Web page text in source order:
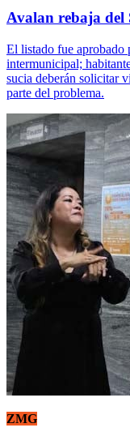
Avalan rebaja del
El listado fue aprobado
intermunicipal;
sucia deberán solicitar
parte del problema.
ZMG